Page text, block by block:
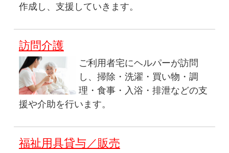
作成し、支援していきます。
訪問介護
ご利用者宅にヘルパーが訪問
し、掃除・洗濯・買い物・調
理・食事・入浴・排泄などの支
援や介助を行います。
福祉用具貸与／販売